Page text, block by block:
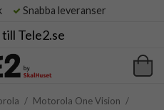
Snabba leveranser
Tele2.se
/ Motorola One Vision /